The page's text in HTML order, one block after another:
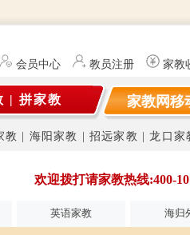
研究生（持有教师资格证）提供
会员中心 教员注册 家教
| 拼家教 家教网移
教 海阳家教 招远家教 |龙口家
欢迎拨打请家教热线:400-
英语家教 海归